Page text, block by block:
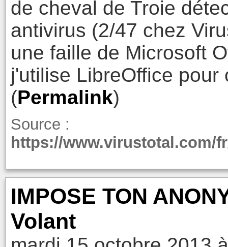
de cheval de Troie
antivirus (2/47 chez
une faille de Microsoft
j'utilise LibreOffice
(Permalink)
Source :
https://www.virustotal.com/
IMPOSE TON
Volant